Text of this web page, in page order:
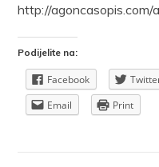
http://agoncasopis.com/
Podijelite na:
Facebook
Email
Print